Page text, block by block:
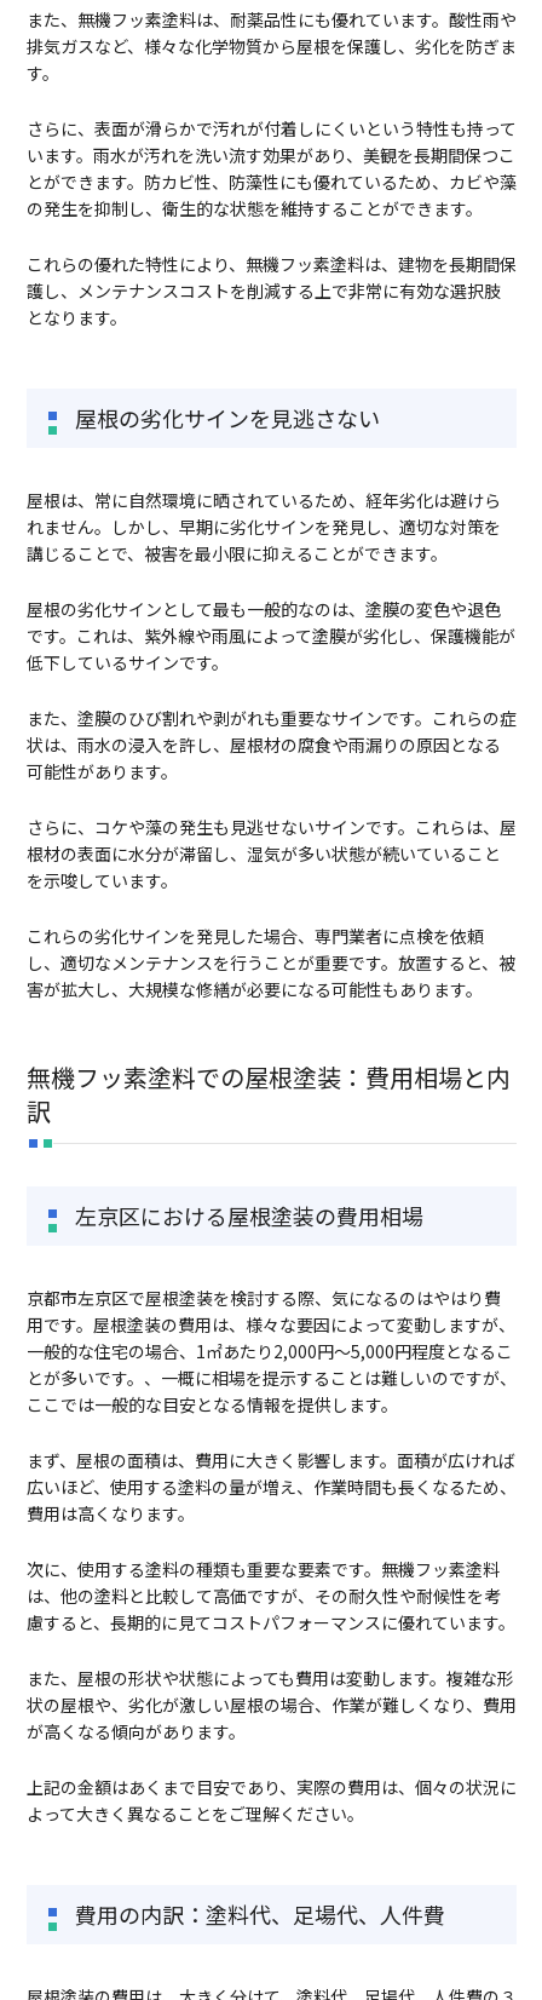
また、無機フッ素塗料は、耐薬品性にも優れています。酸性雨や
排気ガスなど、様々な化学物質から屋根を保護し、劣化を防ぎま
す。
さらに、表面が滑らかで汚れが付着しにくいという特性も持って
います。雨水が汚れを洗い流す効果があり、美観を長期間保つこ
とができます。防カビ性、防藻性にも優れているため、カビや藻
の発生を抑制し、衛生的な状態を維持することができます。
これらの優れた特性により、無機フッ素塗料は、建物を長期間保
護し、メンテナンスコストを削減する上で非常に有効な選択肢
となります。
屋根の劣化サインを見逃さない
屋根は、常に自然環境に晒されているため、経年劣化は避けら
れません。しかし、早期に劣化サインを発見し、適切な対策を
講じることで、被害を最小限に抑えることができます。
屋根の劣化サインとして最も一般的なのは、塗膜の変色や退色
です。これは、紫外線や雨風によって塗膜が劣化し、保護機能が
低下しているサインです。
また、塗膜のひび割れや剥がれも重要なサインです。これらの症
状は、雨水の浸入を許し、屋根材の腐食や雨漏りの原因となる
可能性があります。
さらに、コケや藻の発生も見逃せないサインです。これらは、屋
根材の表面に水分が滞留し、湿気が多い状態が続いていること
を示唆しています。
これらの劣化サインを発見した場合、専門業者に点検を依頼
し、適切なメンテナンスを行うことが重要です。放置すると、被
害が拡大し、大規模な修繕が必要になる可能性もあります。
無機フッ素塗料での屋根塗装：費用相場と内
訳
左京区における屋根塗装の費用相場
京都市左京区で屋根塗装を検討する際、気になるのはやはり費
用です。屋根塗装の費用は、様々な要因によって変動しますが、
一般的な住宅の場合、1㎡あたり2,000円～5,000円程度となるこ
とが多いです。、一概に相場を提示することは難しいのですが、
ここでは一般的な目安となる情報を提供します。
まず、屋根の面積は、費用に大きく影響します。面積が広ければ
広いほど、使用する塗料の量が増え、作業時間も長くなるため、
費用は高くなります。
次に、使用する塗料の種類も重要な要素です。無機フッ素塗料
は、他の塗料と比較して高価ですが、その耐久性や耐候性を考
慮すると、長期的に見てコストパフォーマンスに優れています。
また、屋根の形状や状態によっても費用は変動します。複雑な形
状の屋根や、劣化が激しい屋根の場合、作業が難しくなり、費用
が高くなる傾向があります。
上記の金額はあくまで目安であり、実際の費用は、個々の状況に
よって大きく異なることをご理解ください。
費用の内訳：塗料代、足場代、人件費